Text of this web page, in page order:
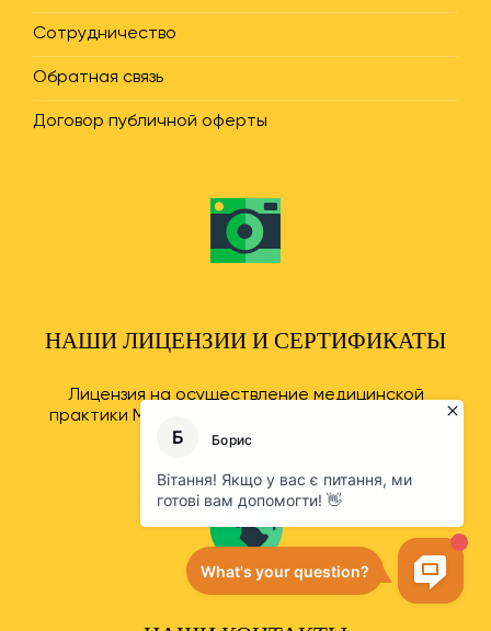
Сотрудничество
Обратная связь
Договор публичной оферты
НАШИ ЛИЦЕНЗИИ И СЕРТИФИКАТЫ
Лицензия на осуществление медицинской
практики МОЗ Украины №599536 от 13.01.2012 г.